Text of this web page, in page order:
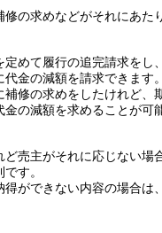
の求めなどがそれにあた
定めて履行の追完請求をし
金の減額を請求できます。
補修の求めをしたけれど、
の減額を求めることが可
ど売主がそれに応じない場
す。
得ができない内容の場合は